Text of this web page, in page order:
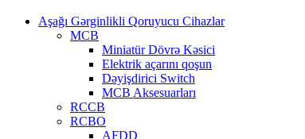
Aşağı Gərginlikli Qoruyucu Cihazlar
MCB
Miniatür Dövrə Kəsici
Elektrik açarını qoşun
Dəyişdirici Switch
MCB Aksesuarları
RCCB
RCBO
AFDD